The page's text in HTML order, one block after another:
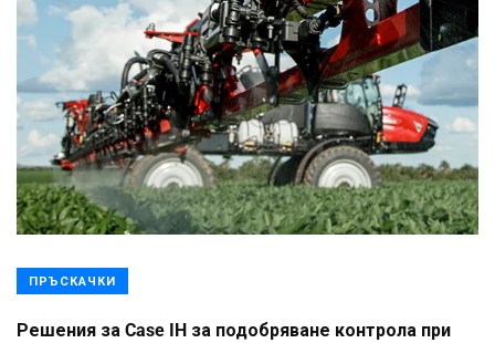
ПРЪСКАЧКИ
Решения за Case IH за подобряване контрола при